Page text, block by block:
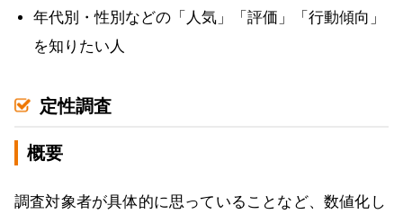
年代別・性別などの「人気」「評価」「行動傾向」
を知りたい人
定性調査
概要
調査対象者が具体的に思っていることなど、数値化し